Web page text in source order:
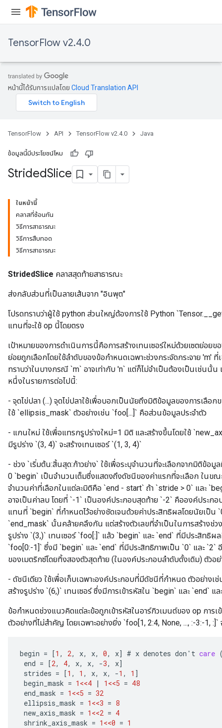
TensorFlow v2.4.0
หน้านี้ได้รับการแปลโดย Cloud Translation API
TensorFlow API TensorFlow v2.4.0 Java
ข้อมูลนี้มีประโยชน์ไหม
StridedSlice
ในหน้านี้
คลาสที่ซ้อนกัน
วิธีการสาธารณะ
วิธีการสืบทอด
วิธีการสาธารณะ
StridedSlice คลาสสุดท้ายสาธารณะ
ส่งกลับส่วนที่เป็นลายเส้นจาก "อินพุต"
โปรดทราบว่าผู้ใช้ python ส่วนใหญ่ต้องการใช้ Python
แทนที่จะใช้ op นี้โดยตรง
เป้าหมายของการดำเนินการนี้คือการสร้างเทนเซอร์ใหม่ด้วยเซตย่อย
ย่อยถูกเลือกโดยใช้ลำดับของข้อกำหนดเฉพาะช่วงกระจัดกระจาย 'm'
ทราบว่าในบางกรณี `m` อาจเท่ากับ 'n` แต่ก็ไม่จำเป็นต้องเป็นเช่นนั้น
หนึ่งในรายการต่อไปนี้:
- จุดไข่ปลา (...) จุดไข่ปลาใช้เพื่อบอกเป็นนัยถึงมิติข้อมูลของการเลือ
ใช้ `ellipsis_mask` ตัวอย่างเช่น `foo[...]` คือส่วนข้อมูลประจำตัว
- แกนใหม่ ใช้เพื่อแทรกรูปร่างใหม่=1 มิติ และสร้างขึ้นโดยใช้
มีรูปร่าง `(3, 4)` จะสร้างเทนเซอร์ `(1, 3, 4)`
- ช่วง `เริ่มต้น:สิ้นสุด:ก้าวย่าง` ใช้เพื่อระบุจำนวนที่จะเลือกจากมิติข้อ
0 `begin` เป็นจำนวนเต็มซึ่งแสดงถึงดัชนีของค่าแรกที่จะเลือก ในข
จำนวนค่าที่เลือกในแต่ละมิติคือ `end - start` ถ้า `stride > 0` และ
อาจเป็นค่าลบ โดยที่ `-1` เป็นองค์ประกอบสุดท้าย `-2` คือองค์ประก
แทนที่ `begin` ที่กำหนดไว้อย่างชัดเจนด้วยค่าประสิทธิผลโดยนัยเป็น
`end_mask` นั้นคล้ายคลึงกัน แต่สร้างตัวเลขที่จำเป็นในการสร้างช่ว
รูปร่าง `(3,)` เทนเซอร์ `foo[:]` แล้ว `begin` และ `end` ที่มีประสิทธิผ
`foo[0:-1]` ซึ่งมี `begin` และ `end` ที่มีประสิทธิภาพเป็น `0` และ
ของเมตริกซ์โดยทิ้งสองตัวสุดท้าย (ในองค์ประกอบลำดับดั้งเดิม) ตัวอ
- ดัชนีเดียว ใช้เพื่อเก็บเฉพาะองค์ประกอบที่มีดัชนีที่กำหนด ตัวอย่างเ
สร้างรูปร่าง `(6,)` เทนเซอร์ ซึ่งมีการเข้ารหัสใน `begin` และ `end`
ข้อกำหนดช่วงแนวคิดแต่ละข้อถูกเข้ารหัสในอาร์กิวเมนต์ของ op การเ
ตัวอย่างที่ไม่สำคัญ โดยเฉพาะอย่างยิ่ง `foo[1, 2:4, None, ..., :-3:-1, :]`
begin = [1 , 2, x, x, 0, x] # x denotes don ' t care
end = [2, 4, x, x, -3, x]
strides = [1 , 1 , x, x, -1 , 1 ]
begin_mask = 1<<4 | 1<<5 = 48
end_mask = 1<<5 = 32
ellipsis_mask = 1<<3 = 8
new_axis_mask = 1<<2 = 4
shrink_axis_mask = 1<<0 = 1